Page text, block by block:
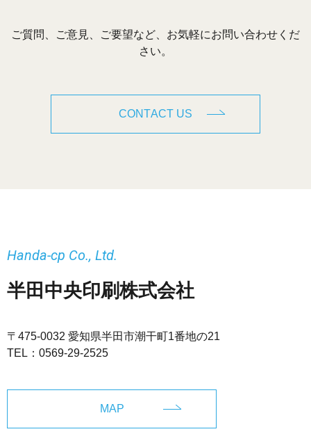
ご質問、ご意見、ご要望など、お気軽にお問い合わせくだ
さい。
CONTACT US
半田中央印刷株式会社
Handa-cp Co., Ltd.
〒475-0032 愛知県半田市潮干町1番地の21
TEL： 0569-29-2525
MAP